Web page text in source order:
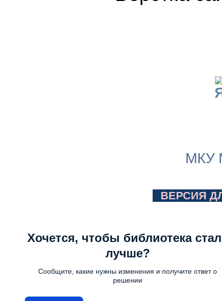
МКУ
ВЕРСИЯ
Хочется, чтобы библиотека
лучше?
Сообщите, какие нужны изменения и получите ответ о
решении